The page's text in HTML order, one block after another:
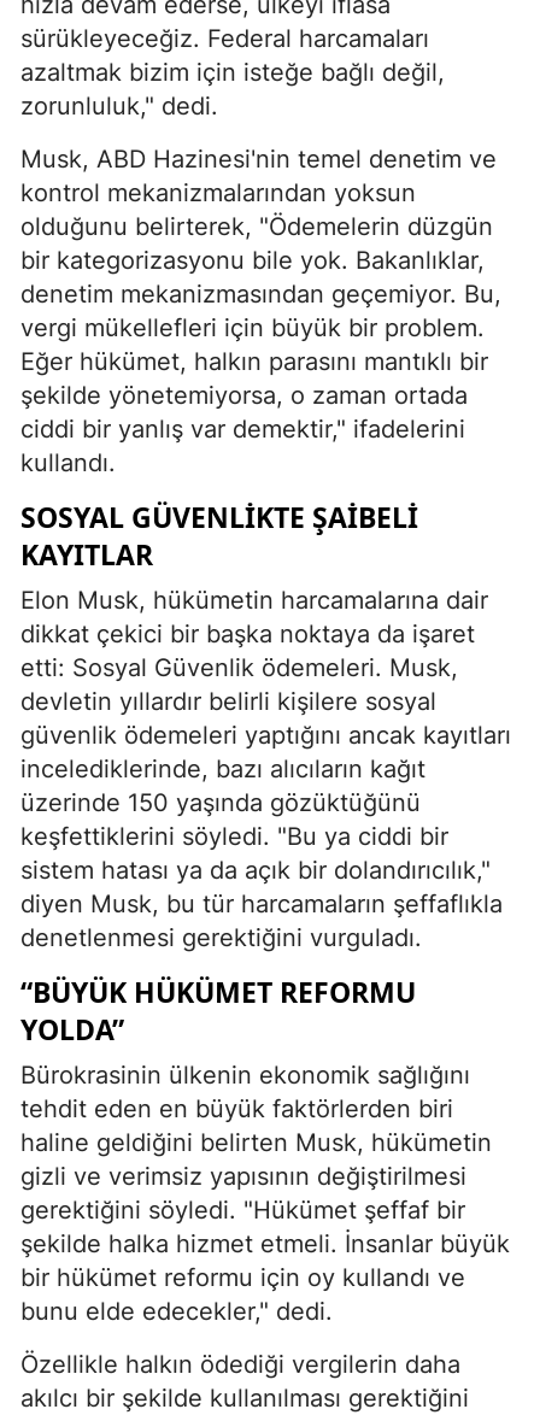
sürükleyeceğiz. Federal harcamaları
azaltmak bizim için isteğe bağlı değil,
zorunluluk," dedi.
Musk, ABD Hazinesi'nin temel denetim ve
kontrol mekanizmalarından yoksun
olduğunu belirterek, "Ödemelerin düzgün
bir kategorizasyonu bile yok. Bakanlıklar,
denetim mekanizmasından geçemiyor. Bu,
vergi mükellefleri için büyük bir problem.
Eğer hükümet, halkın parasını mantıklı bir
şekilde yönetemiyorsa, o zaman ortada
ciddi bir yanlış var demektir," ifadelerini
kullandı.
SOSYAL GÜVENLIKTE ŞAIBELI
KAYITLAR
Elon Musk, hükümetin harcamalarına dair
dikkat çekici bir başka noktaya da işaret
etti: Sosyal Güvenlik ödemeleri. Musk,
devletin yıllardır belirli kişilere sosyal
güvenlik ödemeleri yaptığını ancak kayıtları
incelediklerinde, bazı alıcıların kağıt
üzerinde 150 yaşında gözüktüğünü
keşfettiklerini söyledi. "Bu ya ciddi bir
sistem hatası ya da açık bir dolandırıcılık,"
diyen Musk, bu tür harcamaların şeffaflıkla
denetlenmesi gerektiğini vurguladı.
“BÜYÜK HÜKÜMET REFORMU
YOLDA”
Bürokrasinin ülkenin ekonomik sağlığını
tehdit eden en büyük faktörlerden biri
haline geldiğini belirten Musk, hükümetin
gizli ve verimsiz yapısının değiştirilmesi
gerektiğini söyledi. "Hükümet şeffaf bir
şekilde halka hizmet etmeli. İnsanlar büyük
bir hükümet reformu için oy kullandı ve
bunu elde edecekler," dedi.
Özellikle halkın ödediği vergilerin daha
akılcı bir şekilde kullanılması gerektiğini